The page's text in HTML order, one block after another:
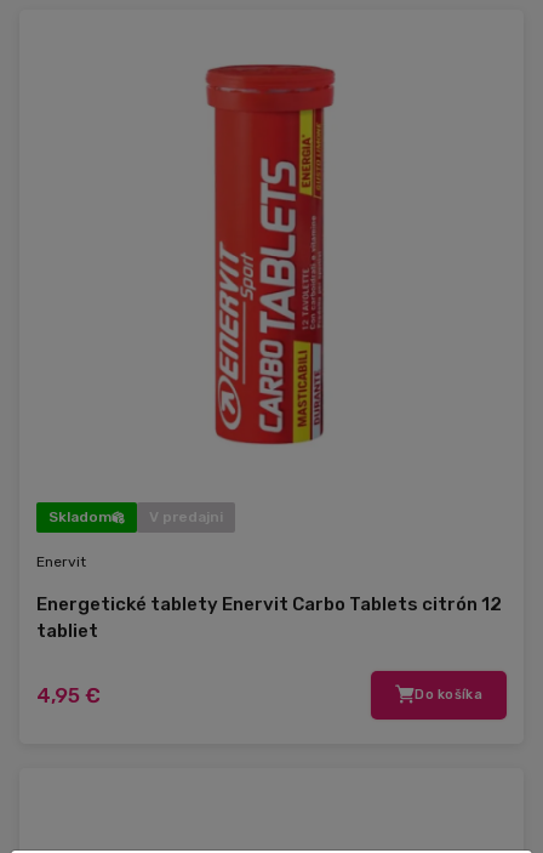
Skladom V predajni
Enervit
Energetické tablety Enervit Carbo Tablets citrón 12
tabliet
4,95 € Do košíka